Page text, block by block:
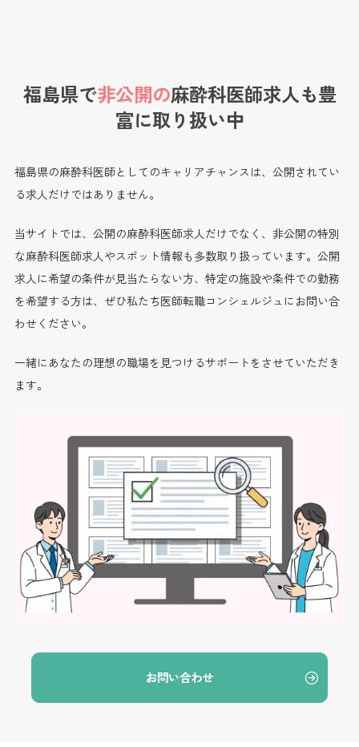
福島県で非公開の麻酔科医師求人も豊
富に取り扱い中
福島県の麻酔科医師としてのキャリアチャンスは、公開されてい
る求人だけではありません。
当サイトでは、公開の麻酔科医師求人だけでなく、非公開の特別
な麻酔科医師求人やスポット情報も多数取り扱っています。公開
求人に希望の条件が見当たらない方、特定の施設や条件での勤務
を希望する方は、ぜひ私たち医師転職コンシェルジュにお問い合
わせください。
一緒にあなたの理想の職場を見つけるサポートをさせていただき
ます。
お問い合わせ